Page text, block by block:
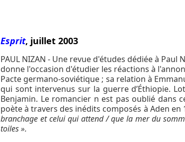
Esprit, juillet 2003
PAUL NIZAN - Une revue d'études dédiée à Paul
donne l'occasion d'étudier les réactions à
Pacte germano-soviétique ; sa relation à
qui sont intervenus sur la guerre d’Éthiopie.
Benjamin. Le romancier n est pas oublié dans
poète à travers des inédits composés à Aden en
branchage et celui qui attend / que la mer du
toiles ».